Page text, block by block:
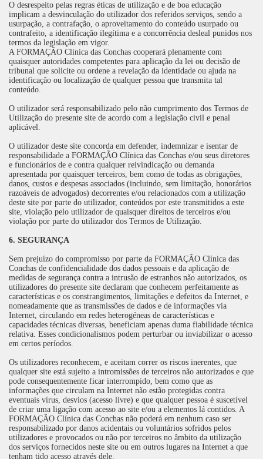
O desrespeito pelas regras éticas de utilização e de boa educação
implicam a desvinculação do utilizador dos referidos serviços, sendo a
usurpação, a contrafação, o aproveitamento do conteúdo usurpado ou
contrafeito, a identificação ilegítima e a concorrência desleal punidos nos
termos da legislação em vigor.
A FORMAÇÃO Clínica das Conchas cooperará plenamente com
quaisquer autoridades competentes para aplicação da lei ou decisão de
tribunal que solicite ou ordene a revelação da identidade ou ajuda na
identificação ou localização de qualquer pessoa que transmita tal
conteúdo.
O utilizador será responsabilizado pelo não cumprimento dos Termos de
Utilização do presente site de acordo com a legislação civil e penal
aplicável.
O utilizador deste site concorda em defender, indemnizar e isentar de
responsabilidade a FORMAÇÃO Clínica das Conchas e/ou seus diretores
e funcionários de e contra qualquer reivindicação ou demanda
apresentada por quaisquer terceiros, bem como de todas as obrigações,
danos, custos e despesas associados (incluindo, sem limitação, honorários
razoáveis de advogados) decorrentes e/ou relacionados com a utilização
deste site por parte do utilizador, conteúdos por este transmitidos a este
site, violação pelo utilizador de quaisquer direitos de terceiros e/ou
violação por parte do utilizador dos Termos de Utilização.
6. SEGURANÇA
Sem prejuízo do compromisso por parte da FORMAÇÃO Clínica das
Conchas de confidencialidade dos dados pessoais e da aplicação de
medidas de segurança contra a intrusão de estranhos não autorizados, os
utilizadores do presente site declaram que conhecem perfeitamente as
características e os constrangimentos, limitações e defeitos da Internet, e
nomeadamente que as transmissões de dados e de informações via
Internet, circulando em redes heterogéneas de características e
capacidades técnicas diversas, beneficiam apenas duma fiabilidade técnica
relativa. Esses condicionalismos podem perturbar ou inviabilizar o acesso
em certos períodos.
Os utilizadores reconhecem, e aceitam correr os riscos inerentes, que
qualquer site está sujeito a intromissões de terceiros não autorizados e que
pode consequentemente ficar interrompido, bem como que as
informações que circulam na Internet não estão protegidas contra
eventuais vírus, desvios (acesso livre) e que qualquer pessoa é suscetível
de criar uma ligação com acesso ao site e/ou a elementos lá contidos. A
FORMAÇÃO Clínica das Conchas não poderá em nenhum caso ser
responsabilizado por danos acidentais ou voluntários sofridos pelos
utilizadores e provocados ou não por terceiros no âmbito da utilização
dos serviços fornecidos neste site ou em outros lugares na Internet a que
tenham tido acesso através dele.